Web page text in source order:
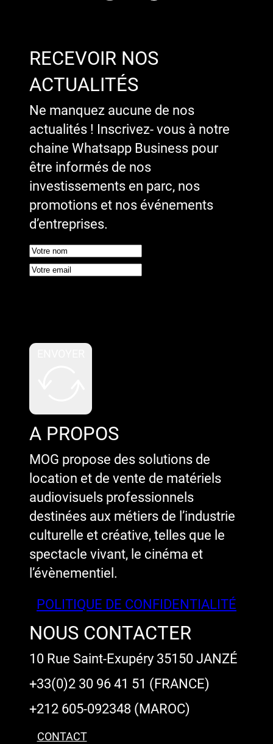
RECEVOIR NOS
ACTUALITÉS
Ne manquez aucune de nos
actualités ! Inscrivez- vous à notre
chaine Whatsapp Business pour
être informés de nos
investissements en parc, nos
promotions et nos événements
d’entreprises.
A PROPOS
MOG propose des solutions de
location et de vente de matériels
audiovisuels professionnels
destinées aux métiers de l’industrie
culturelle et créative, telles que le
spectacle vivant, le cinéma et
l’évènementiel.
POLITIQUE DE CONFIDENTIALITÉ
NOUS CONTACTER
10 Rue Saint-Exupéry 35150 JANZÉ
+33(0)2 30 96 41 51 (FRANCE)
+212 605-092348 (MAROC)
CONTACT